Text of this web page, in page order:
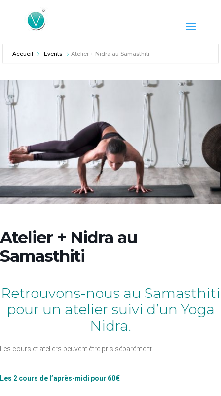
Accueil Events Atelier + Nidra au Samasthiti
Atelier + Nidra au
Samasthiti
Retrouvons-nous au Samasthiti
pour un atelier suivi d’un Yoga
Nidra.
Les cours et ateliers peuvent être pris séparément.
Les 2 cours de l’après-midi pour 60€